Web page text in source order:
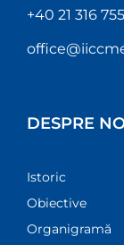
+40 21 316
DESPRE
Istoric
Obiective
Organigramă